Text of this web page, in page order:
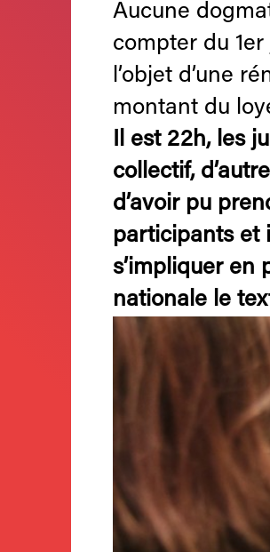
Aucune
compter du
l’objet d’une
montant du
Il est 22h, les
collectif,
d’avoir pu
participants et
s’impliquer en
nationale le